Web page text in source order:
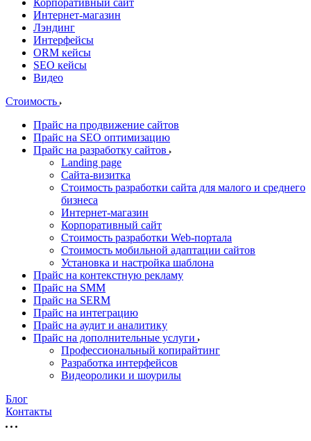
Корпоративный сайт
Интернет-магазин
Лэндинг
Интерфейсы
ORM кейсы
SEO кейсы
Видео
Стоимость
Прайс на продвижение сайтов
Прайс на SEO оптимизацию
Прайс на разработку сайтов
Landing page
Cайта-визитка
Стоимость разработки сайта для малого и среднего
бизнеса
Интернет-магазин
Корпоративный сайт
Стоимость разработки Web-портала
Стоимость мобильной адаптации сайтов
Установка и настройка шаблона
Прайс на контекстную рекламу
Прайс на SMM
Прайс на SERM
Прайс на интеграцию
Прайс на аудит и аналитику
Прайс на дополнительные услуги
Профессиональный копирайтинг
Разработка интерфейсов
Видеоролики и шоурилы
Блог
Контакты